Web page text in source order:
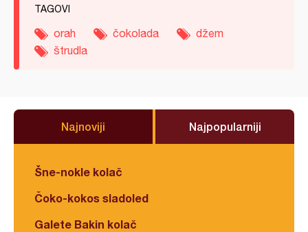
TAGOVI
orah čokolada
džem
štrudla
Najnoviji Najpopularniji
Šne-nokle kolač
Čoko-kokos sladoled
Galete Bakin kolač